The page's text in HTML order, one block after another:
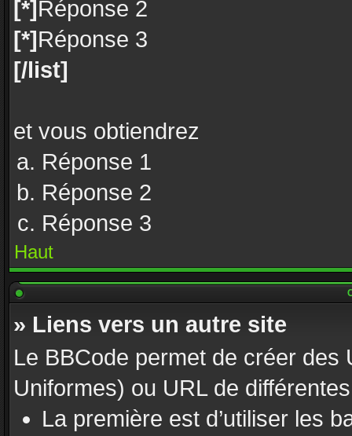
[*] Réponse 2
[*]Réponse 3
[/list]
et vous obtiendrez
Réponse 1
Réponse 2
Réponse 3
Haut
» Liens vers un autre site
Le BBCode permet de créer
Uniformes) ou URL de
La première est d’utiliser les